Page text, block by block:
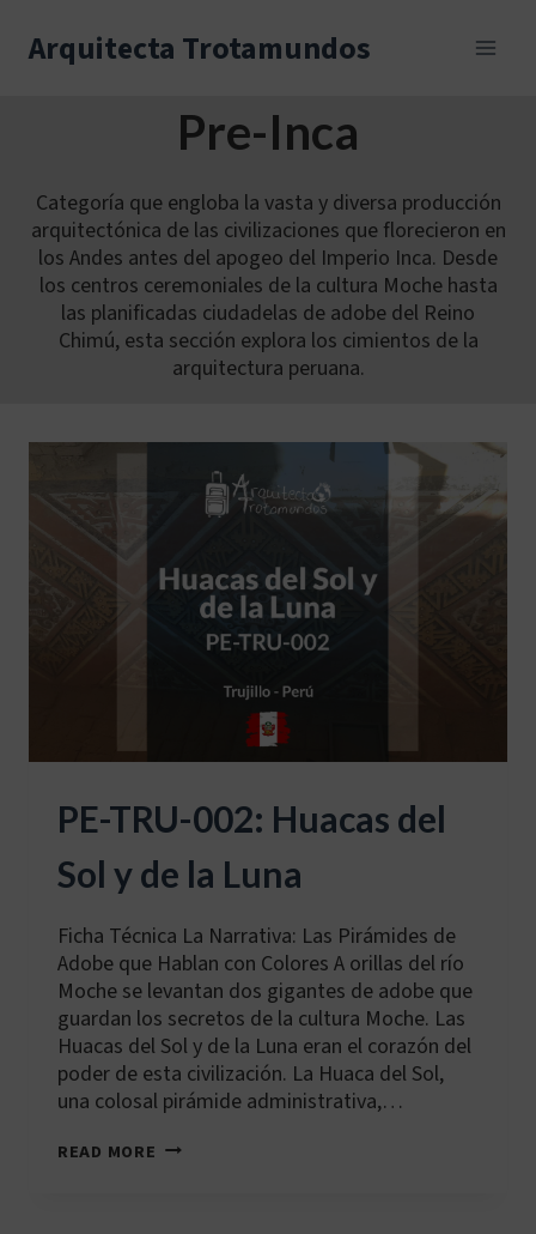
content
Arquitecta Trotamundos
Pre-Inca
Categoría que engloba la vasta y diversa producción
arquitectónica de las civilizaciones que florecieron en
los Andes antes del apogeo del Imperio Inca. Desde
los centros ceremoniales de la cultura Moche hasta
las planificadas ciudadelas de adobe del Reino
Chimú, esta sección explora los cimientos de la
arquitectura peruana.
PE-TRU-002: Huacas del
Sol y de la Luna
Ficha Técnica La Narrativa: Las Pirámides de
Adobe que Hablan con Colores A orillas del río
Moche se levantan dos gigantes de adobe que
guardan los secretos de la cultura Moche. Las
Huacas del Sol y de la Luna eran el corazón del
poder de esta civilización. La Huaca del Sol,
una colosal pirámide administrativa,…
READ MORE PE-